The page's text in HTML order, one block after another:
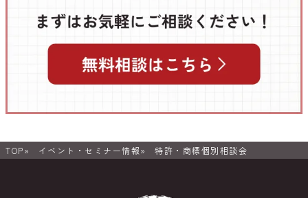
TOP イベント・セミナー情報 特許・商標個別相談会